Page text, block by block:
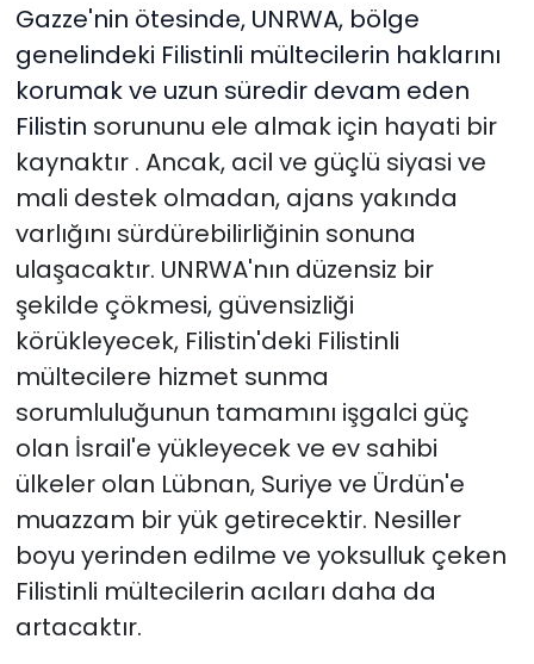
Gazze'nin ötesinde, UNRWA, bölge
genelindeki Filistinli mültecilerin haklarını
korumak ve uzun süredir devam eden
Filistin sorununu ele almak için hayati bir
kaynaktır . Ancak, acil ve güçlü siyasi ve
mali destek olmadan, ajans yakında
varlığını sürdürebilirliğinin sonuna
ulaşacaktır. UNRWA'nın düzensiz bir
şekilde çökmesi, güvensizliği
körükleyecek, Filistin'deki Filistinli
mültecilere hizmet sunma
sorumluluğunun tamamını işgalci güç
olan İsrail'e yükleyecek ve ev sahibi
ülkeler olan Lübnan, Suriye ve Ürdün'e
muazzam bir yük getirecektir. Nesiller
boyu yerinden edilme ve yoksulluk çeken
Filistinli mültecilerin acıları daha da
artacaktır.